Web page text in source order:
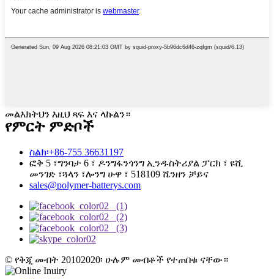
መልእክትህን እዚህ ጻፍ እና ላኩልን።
የምርት ምድቦች
ስልክ፡+86-755 36631197
ፎቅ 5 ፣ግንባታ 6 ፣ ዶንግፋንጎንግ ኢንዱስትሪያል ፓርክ ፣ ዩሺ
መንገድ ፣ጓላን ፣ሎንግ ሁዋ ፣ 518109 ሼንዘን ቻይና
sales@polymer-batterys.com
© የቅጂ መብት 20102020፡ ሁሉም መብቶች የተጠበቁ ናቸው።